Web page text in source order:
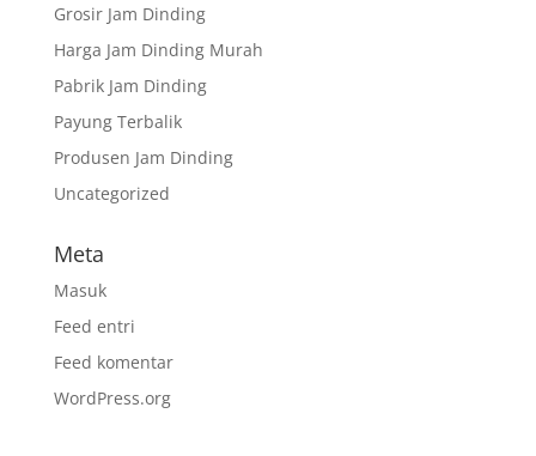
Grosir Jam Dinding
Harga Jam Dinding Murah
Pabrik Jam Dinding
Payung Terbalik
Produsen Jam Dinding
Uncategorized
Meta
Masuk
Feed entri
Feed komentar
WordPress.org